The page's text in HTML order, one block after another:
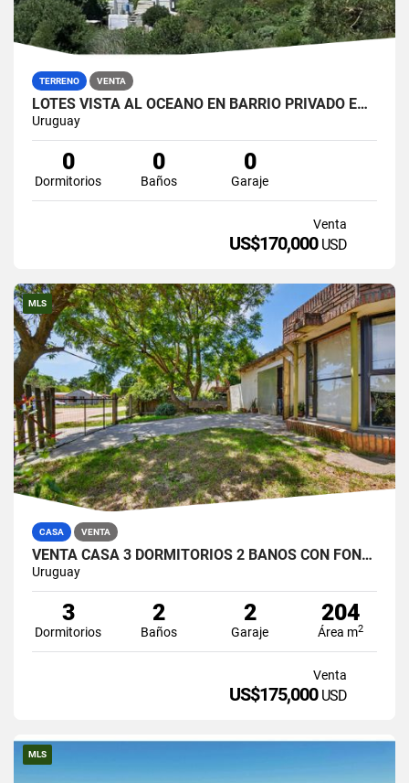
TERRENO VENTA
LOTES VISTA AL OCEANO EN BARRIO PRIVADO EN EL.CHORRO
Uruguay
0
Dormitorios
0
Baños
0
Garaje
Venta
US$170,000 USD
MLS
CASA VENTA
VENTA CASA 3 DORMITORIOS 2 BAÑOS CON FONDO GRANDE
Uruguay
3
Dormitorios
2
Baños
2
Garaje
204
Área m2
Venta
US$175,000 USD
MLS